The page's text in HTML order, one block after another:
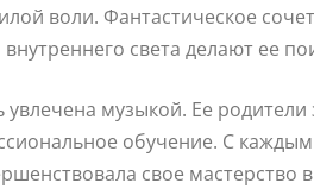
воли. Фантастическое
света делают ее
музыкой. Ее
обучение. С
свое мастерство